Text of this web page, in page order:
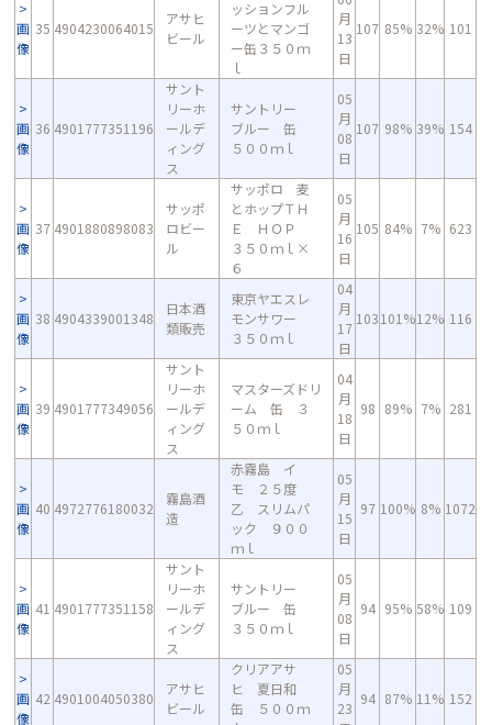
画
像
35 4904230064015
アサヒ
ビール
ッションフル
ーツとマンゴ
ー缶３５０ｍ
ｌ
月
13
日
107 85% 32% 101
画
像
36 4901777351196
サント
リーホ
ールデ
ィング
ス
サントリー
ブルー 缶
５００ｍｌ
05
月
08
日
107 98% 39% 154
画
像
37 4901880898083
サッポ
ロビー
ル
サッポロ 麦
とホップＴＨ
Ｅ ＨＯＰ
３５０ｍｌ×
６
05
月
16
日
105 84% 7% 623
画
像
38 4904339001348
日本酒
類販売
東京ヤエスレ
モンサワー
３５０ｍｌ
04
月
17
日
103101%12% 116
画
像
39 4901777349056
サント
リーホ
ールデ
ィング
ス
マスターズドリ
ーム 缶 ３
５０ｍｌ
04
月
18
日
98 89% 7% 281
画
像
40 4972776180032
霧島酒
造
赤霧島 イ
モ ２５度
乙 スリムパ
ック ９００
ｍｌ
05
月
15
日
97 100% 8% 1072
画
像
41 4901777351158
サント
リーホ
ールデ
ィング
ス
サントリー
ブルー 缶
３５０ｍｌ
05
月
08
日
94 95% 58% 109
画
像
42 4901004050380
アサヒ
ビール
クリアアサ
ヒ 夏日和
缶 ５００ｍ
05
月
23
94 87% 11% 152